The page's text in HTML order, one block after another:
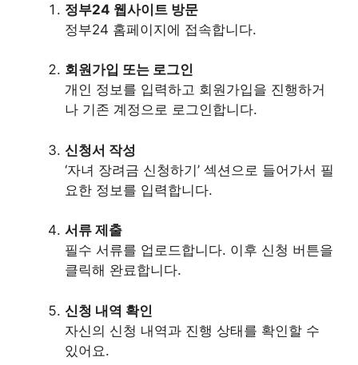
정부24 웹사이트 방문
정부24 홈페이지에 접속합니다.
회원가입 또는 로그인
개인 정보를 입력하고 회원가입을 진행하거
나 기존 계정으로 로그인합니다.
신청서 작성
‘자녀 장려금 신청하기’ 섹션으로 들어가서 필
요한 정보를 입력합니다.
서류 제출
필수 서류를 업로드합니다. 이후 신청 버튼을
클릭해 완료합니다.
신청 내역 확인
자신의 신청 내역과 진행 상태를 확인할 수
있어요.